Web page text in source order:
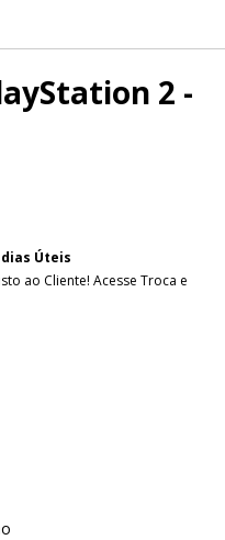
2 -
Úteis
ao Cliente! Acesse Troca e